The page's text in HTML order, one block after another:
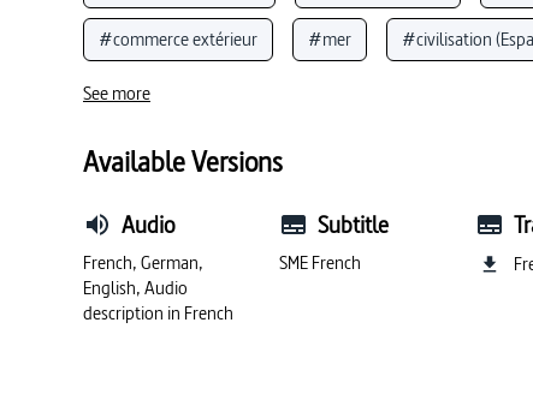
#commerce extérieur #mer #civilisation
#noblesse
#Temps modernes
See more
Available Versions
Audio
French, German,
English, Audio
description in French
Subtitle
SME French